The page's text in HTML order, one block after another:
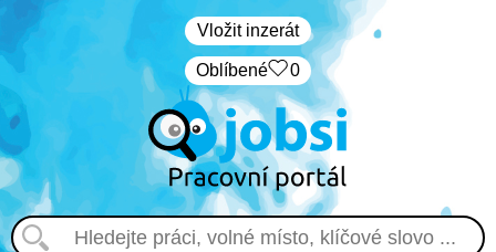
Vložit inzerát
Oblíbené 0